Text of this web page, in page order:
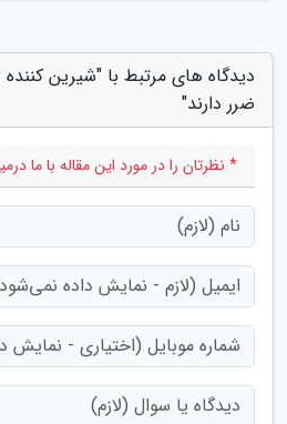
دیدگاه های مرتبط با "شیرین
ضرر دارند"
* نظرتان را در مورد این مقاله با ما